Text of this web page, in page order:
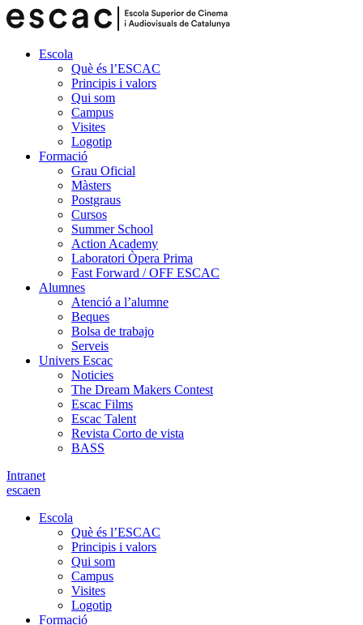
Escola
Què és l’ESCAC
Principis i valors
Qui som
Campus
Visites
Logotip
Formació
Grau Oficial
Màsters
Postgraus
Cursos
Summer School
Action Academy
Laboratori Òpera Prima
Fast Forward / OFF ESCAC
Alumnes
Atenció a l’alumne
Beques
Bolsa de trabajo
Serveis
Univers Escac
Noticies
The Dream Makers Contest
Escac Films
Escac Talent
Revista Corto de vista
BASS
Intranet
escaen
Escola
Què és l’ESCAC
Principis i valors
Qui som
Campus
Visites
Logotip
Formació